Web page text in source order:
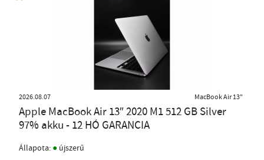
2026.08.07 MacBook Air 13"
Apple MacBook Air 13″ 2020 M1 512 GB Silver
97% akku - 12 HÓ GARANCIA
Állapota: ● újszerű